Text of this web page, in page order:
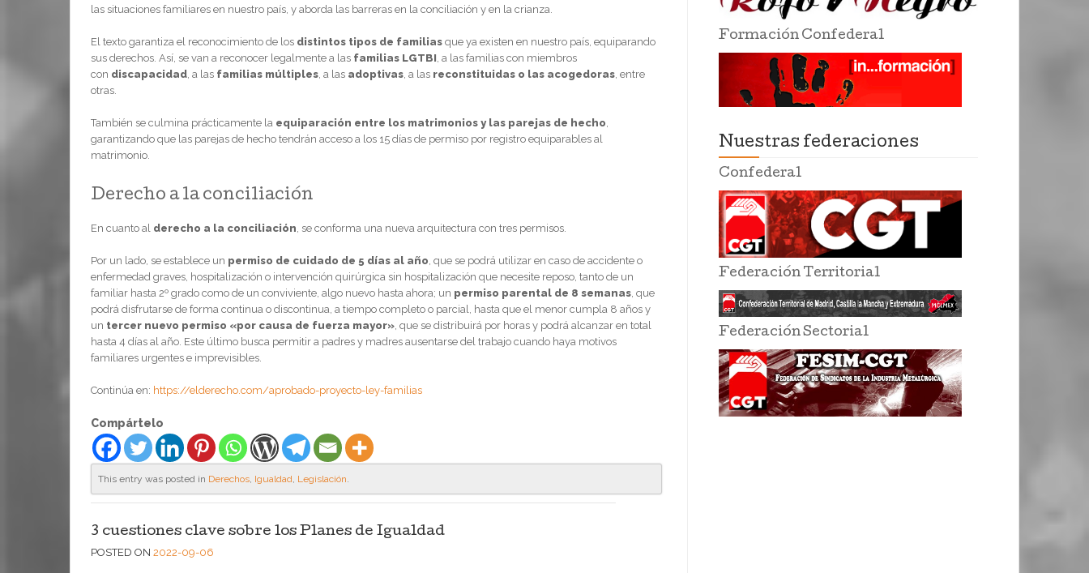
las situaciones familiares en nuestro país, y aborda las barreras en la conciliación y en la crianza.
El texto garantiza el reconocimiento de los distintos tipos de familias que ya existen en nuestro país, equiparando
sus derechos. Así, se van a reconocer legalmente a las familias LGTBI, a las familias con miembros
con discapacidad, a las familias múltiples, a las adoptivas, a las reconstituidas o las acogedoras, entre
otras.
También se culmina prácticamente la equiparación entre los matrimonios y las parejas de hecho,
garantizando que las parejas de hecho tendrán acceso a los 15 días de permiso por registro equiparables al
matrimonio.
Derecho a la conciliación
En cuanto al derecho a la conciliación, se conforma una nueva arquitectura con tres permisos.
Por un lado, se establece un permiso de cuidado de 5 días al año, que se podrá utilizar en caso de accidente o
enfermedad graves, hospitalización o intervención quirúrgica sin hospitalización que necesite reposo, tanto de un
familiar hasta 2º grado como de un conviviente, algo nuevo hasta ahora; un permiso parental de 8 semanas, que
podrá disfrutarse de forma continua o discontinua, a tiempo completo o parcial, hasta que el menor cumpla 8 años y
un tercer nuevo permiso «por causa de fuerza mayor», que se distribuirá por horas y podrá alcanzar en total
hasta 4 días al año. Este último busca permitir a padres y madres ausentarse del trabajo cuando haya motivos
familiares urgentes e imprevisibles.
Continúa en: https://elderecho.com/aprobado-proyecto-ley-familias
Compártelo
This entry was posted in Derechos, Igualdad, Legislación.
3 cuestiones clave sobre los Planes de Igualdad
POSTED ON 2022-09-06
Formación Confederal
Nuestras federaciones
Confederal
Federación Territorial
Federación Sectorial